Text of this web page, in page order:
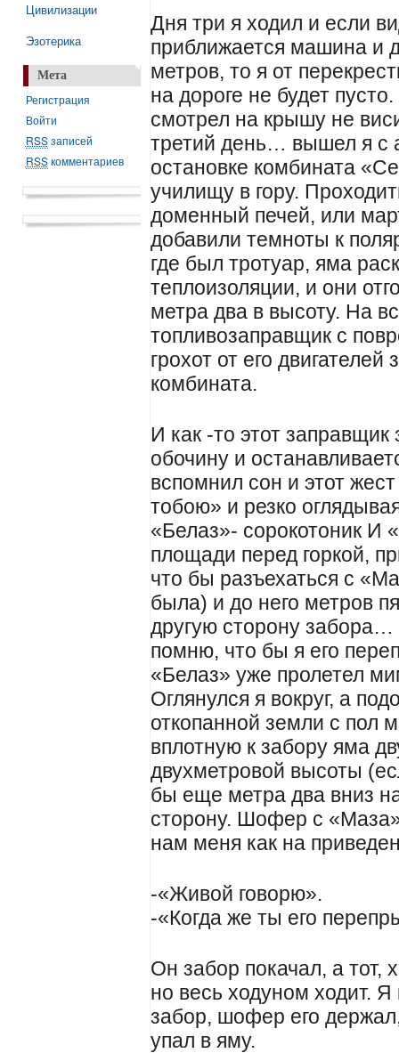
Цивилизации
Эзотерика
Мета
Регистрация
Войти
RSSзаписей
RSSкомментариев
Дня три я ходил и если
приближается машина и
метров, то я от
на дороге не будет
смотрел на крышу не
третий день… вышел я с
остановке комбината
училищу в гору.
доменный печей, или
добавили темноты к
где был тротуар, яма
теплоизоляции, и они
метра два в высоту. На
топливозаправщик с
грохот от его
комбината.
И как -то этот
обочину и
вспомнил сон и этот
тобою» и резко
«Белаз»- сорокотоник И
площади перед горкой,
что бы разъехаться с
была) и до него метров
другую сторону
помню, что бы я его
«Белаз» уже пролетел
Оглянулся я вокруг, а
откопанной земли с пол
вплотную к забору яма
двухметровой высоты
бы еще метра два вниз
сторону. Шофер с «Маза»
нам меня как на
-«Живой говорю».
-«Когда же ты его
Он забор покачал, а тот,
но весь ходуном ходит. Я
забор, шофер его
упал в яму.